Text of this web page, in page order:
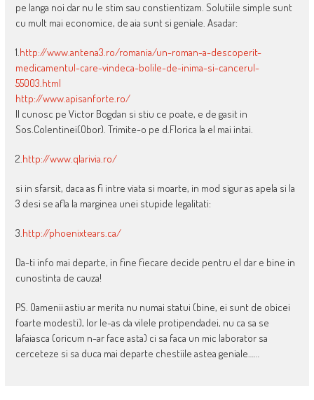
pe langa noi dar nu le stim sau constientizam. Solutiile simple sunt
cu mult mai economice, de aia sunt si geniale. Asadar:
1.http://www.antena3.ro/romania/un-roman-a-descoperit-
medicamentul-care-vindeca-bolile-de-inima-si-cancerul-
55003.html
http://www.apisanforte.ro/
Il cunosc pe Victor Bogdan si stiu ce poate, e de gasit in
Sos.Colentinei(Obor). Trimite-o pe d.Florica la el mai intai.
2.http://www.qlarivia.ro/
si in sfarsit, daca as fi intre viata si moarte, in mod sigur as apela si la
3 desi se afla la marginea unei stupide legalitati:
3.http://phoenixtears.ca/
Da-ti info mai departe, in fine fiecare decide pentru el dar e bine in
cunostinta de cauza!
PS. Oamenii astiu ar merita nu numai statui (bine, ei sunt de obicei
foarte modesti), lor le-as da vilele protipendadei, nu ca sa se
lafaiasca (oricum n-ar face asta) ci sa faca un mic laborator sa
cerceteze si sa duca mai departe chestiile astea geniale……